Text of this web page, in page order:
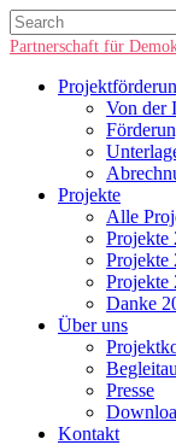
Partnerschaft für
Von der
Projekte
Alle
Projekte
Projekte
Projekte
Danke
Über uns
Presse
Kontakt